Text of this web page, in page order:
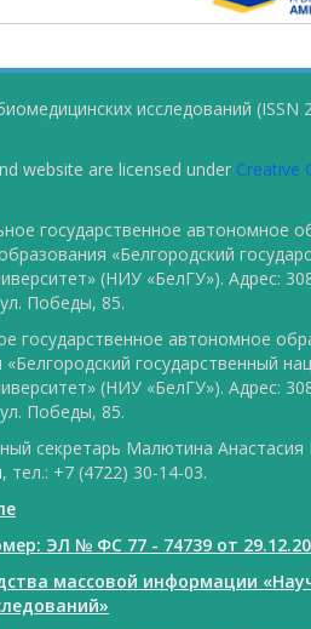
исследований (ISSN
website are licensed under Creative
государственное автономное
«Белгородский
(НИУ «БелГУ»). Адрес:
Победы, 85.
государственное автономное
государственный
(НИУ «БелГУ»). Адрес:
Победы, 85.
секретарь Малютина
, тел.: +7 (4722) 30-14-03.
ЭЛ № ФС 77 - 74739 от
массовой информации